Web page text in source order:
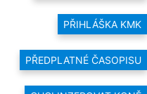
PŘIHLÁŠKA KMK
PŘEDPLATNÉ ČASOPISU